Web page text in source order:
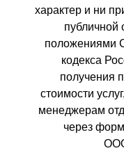
характер и ни
публичной
положениями
кодекса
получения
стоимости
менеджерам
через